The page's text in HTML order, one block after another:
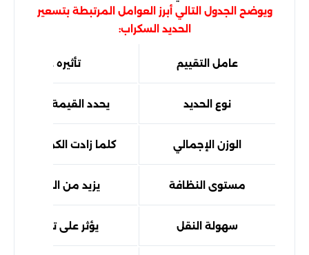
ويوضح الجدول التالي أبرز العوامل المرتبطة بتسعير
الحديد السكراب:
عامل التقييم تأثيره على السعر
نوع الحديد يحدد القيمة
الوزن الإجمالي كلما زادت الكمية تحسن
مستوى النظافة يزيد من القيمة
سهولة النقل يؤثر على تكلفة